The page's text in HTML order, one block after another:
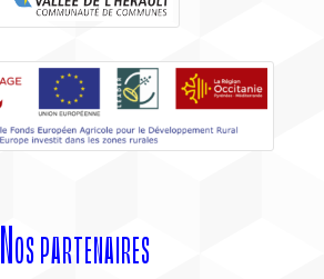
Nos partenaires